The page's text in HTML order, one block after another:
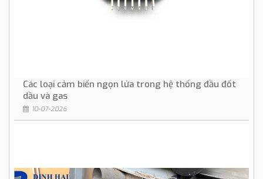
Các loại cảm biến ngọn lửa trong hệ thống đầu đốt
dầu và gas
10-07-2026